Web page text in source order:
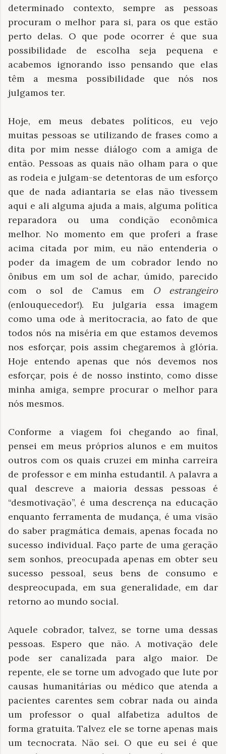
determinado contexto, sempre as pessoas
procuram o melhor para si, para os que estão
perto delas. O que pode ocorrer é que sua
possibilidade de escolha seja pequena e
acabemos ignorando isso pensando que elas
têm a mesma possibilidade que nós nos
julgamos ter.
Hoje, em meus debates políticos, eu vejo
muitas pessoas se utilizando de frases como a
dita por mim nesse diálogo com a amiga de
então. Pessoas as quais não olham para o que
as rodeia e julgam-se detentoras de um esforço
que de nada adiantaria se elas não tivessem
aqui e ali alguma ajuda a mais, alguma política
reparadora ou uma condição econômica
melhor. No momento em que proferi a frase
acima citada por mim, eu não entenderia o
poder da imagem de um cobrador lendo no
ônibus em um sol de achar, úmido, parecido
com o sol de Camus em O estrangeiro
(enlouquecedor!). Eu julgaria essa imagem
como uma ode à meritocracia, ao fato de que
todos nós na miséria em que estamos devemos
nos esforçar, pois assim chegaremos à glória.
Hoje entendo apenas que nós devemos nos
esforçar, pois é de nosso instinto, como disse
minha amiga, sempre procurar o melhor para
nós mesmos.
Conforme a viagem foi chegando ao final,
pensei em meus próprios alunos e em muitos
outros com os quais cruzei em minha carreira
de professor e em minha estudantil. A palavra a
qual descreve a maioria dessas pessoas é
“desmotivação”, é uma descrença na educação
enquanto ferramenta de mudança, é uma visão
do saber pragmática demais, apenas focada no
sucesso individual. Faço parte de uma geração
sem sonhos, preocupada apenas em obter seu
sucesso pessoal, seus bens de consumo e
despreocupada, em sua generalidade, em dar
retorno ao mundo social.
Aquele cobrador, talvez, se torne uma dessas
pessoas. Espero que não. A motivação dele
pode ser canalizada para algo maior. De
repente, ele se torne um advogado que lute por
causas humanitárias ou médico que atenda a
pacientes carentes sem cobrar nada ou ainda
um professor o qual alfabetiza adultos de
forma gratuita. Talvez ele se torne apenas mais
um tecnocrata. Não sei. O que eu sei é que